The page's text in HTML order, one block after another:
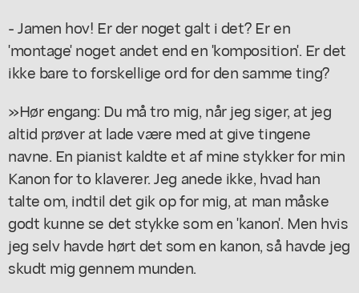
- Jamen hov! Er der noget galt i det? Er en
'montage' noget andet end en 'komposition'. Er det
ikke bare to forskellige ord for den samme ting?
»Hør engang: Du må tro mig, når jeg siger, at jeg
altid prøver at lade være med at give tingene
navne. En pianist kaldte et af mine stykker for min
Kanon for to klaverer. Jeg anede ikke, hvad han
talte om, indtil det gik op for mig, at man måske
godt kunne se det stykke som en 'kanon'. Men hvis
jeg selv havde hørt det som en kanon, så havde jeg
skudt mig gennem munden.